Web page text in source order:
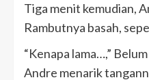
Tiga menit kemudian,
Rambutnya basah,
“Kenapa lama…,”
Andre menarik